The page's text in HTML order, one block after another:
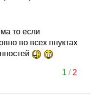
то если
во всех пнуктах
1 / 2